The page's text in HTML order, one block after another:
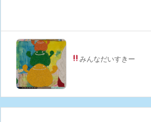
みんなだいすきー